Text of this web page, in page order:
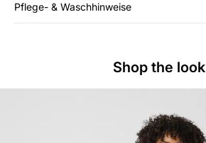
Pflege- & Waschhinweise
Shop the look